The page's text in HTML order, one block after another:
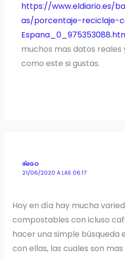
https://www.eldiario.es/
as/porcentaje-reciclaje-
muchos mas datos
como este si gustas.
IÑIGO
21/06/2020 A LAS 06:17
Hoy en día hay mucha
compostables con icluso
hacer una simple búsqueda
con ellas, las cuales son